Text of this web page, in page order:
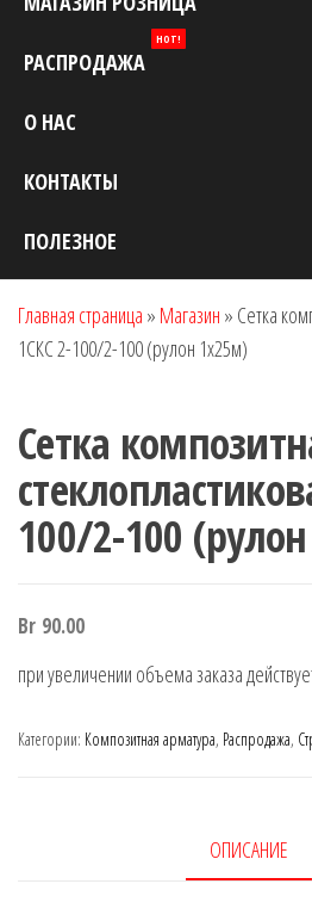
РАСПРОДАЖА
HOT!
О НАС
КОНТАКТЫ
ПОЛЕЗНОЕ
Главная страница » Магазин » Сетка
1СКС 2-100/2-100 (рулон 1х25м)
Сетка
100/2-100
Br 90.00
при увеличении объема заказа
Категории: Композитная арматура, Распродажа,
ОПИСАНИЕ